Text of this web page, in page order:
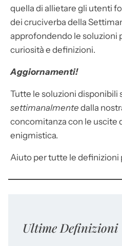
quella di allietare gli utenti
dei cruciverba della
approfondendo le soluzioni
curiosità e definizioni.
Aggiornamenti!
Tutte le soluzioni disponibili
settimanalmente dalla
concomitanza con le uscite
enigmistica.
Aiuto per tutte le definizioni
Ultime Definizioni